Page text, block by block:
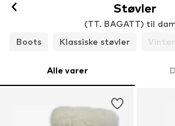
Støvler
(TT. BAGATT) til
Boots
Klassiske støvler
Alle varer